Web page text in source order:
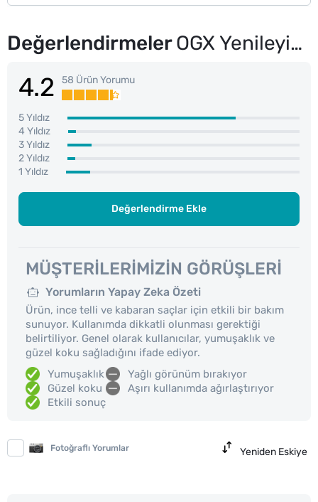
DeğerlendirmelerOGX Yenileyici Argan Oil of Morocco 100 ml
4.2 58 Ürün Yorumu
5 Yıldız
4 Yıldız
3 Yıldız
2 Yıldız
1 Yıldız
Değerlendirme Ekle
MÜŞTERILERIMIZIN GÖRÜŞLERI
Yorumların Yapay Zeka Özeti
Ürün, ince telli ve kabaran saçlar için etkili bir bakım
sunuyor. Kullanımda dikkatli olunması gerektiği
belirtiliyor. Genel olarak kullanıcılar, yumuşaklık ve
güzel koku sağladığını ifade ediyor.
Yumuşaklık
Güzel koku
Etkili sonuç
Yağlı görünüm bırakıyor
Aşırı kullanımda ağırlaştırıyor
Fotoğraflı Yorumlar Yeniden Eskiye